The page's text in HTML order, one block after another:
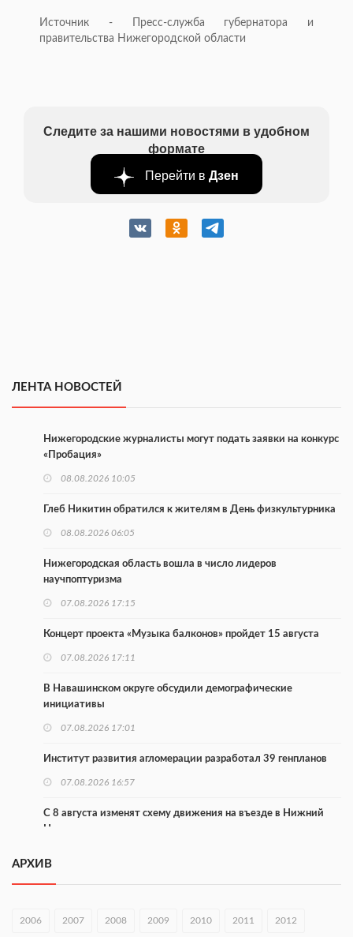
Источник - Пресс-служба губернатора и
правительства Нижегородской области
Следите за нашими новостями в удобном
формате
Перейти в Дзен
ЛЕНТА НОВОСТЕЙ
Нижегородские журналисты могут подать заявки на конкурс
«Пробация»
08.08.2026 10:05
Глеб Никитин обратился к жителям в День физкультурника
08.08.2026 06:05
Нижегородская область вошла в число лидеров
научпоптуризма
07.08.2026 17:15
Концерт проекта «Музыка балконов» пройдет 15 августа
07.08.2026 17:11
В Навашинском округе обсудили демографические
инициативы
07.08.2026 17:01
Институт развития агломерации разработал 39 генпланов
07.08.2026 16:57
С 8 августа изменят схему движения на въезде в Нижний
Новгород
В Нижегородской области прошло заседание АТК и
07.08.2026 14:54
АРХИВ
2006 2007 2008 2009 2010 2011 2012